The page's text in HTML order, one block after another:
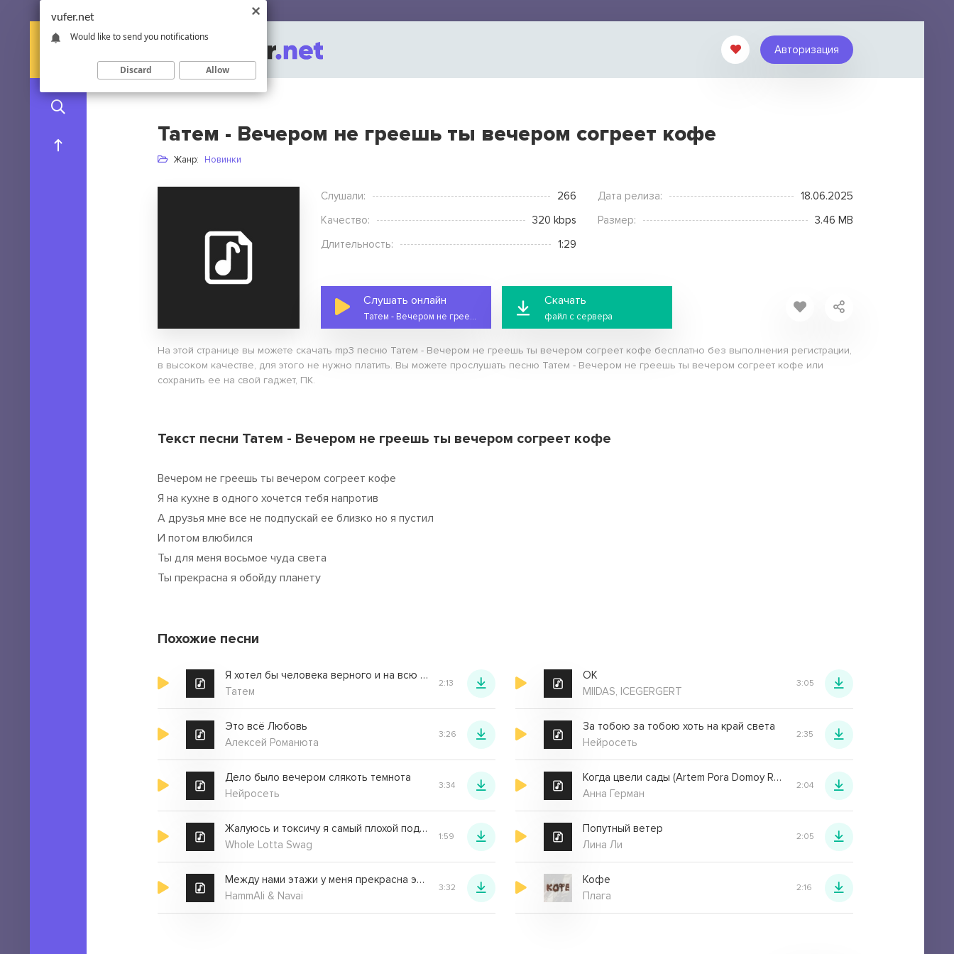
Авторизация
Татем - Вечером не греешь ты вечером согреет кофе
Жанр: Новинки
Слушали: 266 Дата релиза:
18.06.2025
Качество:
320 kbps Размер:
3.46 MB
Длительность:
1:29
Слушать онлайн
Татем - Вечером не греешь ты вечером согреет кофе
Скачать
файл с сервера
На этой странице вы можете скачать mp3 песню Татем - Вечером не греешь ты вечером согреет кофе бесплатно без выполнения регистрации,
в высоком качестве, для этого не нужно платить. Вы можете прослушать песню Татем - Вечером не греешь ты вечером согреет кофе или
сохранить ее на свой гаджет, ПК.
Текст песни Татем - Вечером не греешь ты вечером согреет кофе
Вечером не греешь ты вечером согреет кофе
Я на кухне в одного хочется тебя напротив
А друзья мне все не подпускай ее близко но я пустил
И потом влюбился
Ты для меня восьмое чуда света
Ты прекрасна я обойду планету
Похожие песни
Я хотел бы человека верного и на всю жизнь
Татем
2:13
ОК
MIIDAS, ICEGERGERT
3:05
Это всё Любовь
Алексей Романюта
3:26
За тобою за тобою хоть на край света
Нейросеть
2:35
Дело было вечером слякоть темнота
Нейросеть
3:34
Когда цвели сады (Artem Pora Domoy Remix)
Анна Герман
2:04
Жалуюсь и токсичу я самый плохой подарок
Whole Lotta Swag
1:59
Попутный ветер
Лина Ли
2:05
Между нами этажи у меня прекрасна эта жизнь
HammAli & Navai
3:32
Кофе
Плага
2:16
vufer.net
Would like to send you notifications
Discard Allow